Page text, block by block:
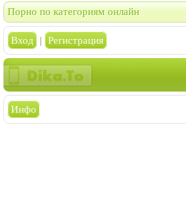
Порно по категориям онлайн
Вход | Регистрация
Инфо